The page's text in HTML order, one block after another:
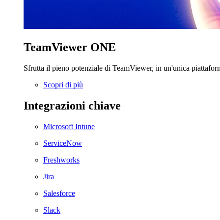
TeamViewer ONE
Sfrutta il pieno potenziale di TeamViewer, in un'unica
Scopri di più
Integrazioni chiave
Microsoft Intune
ServiceNow
Freshworks
Jira
Salesforce
Slack